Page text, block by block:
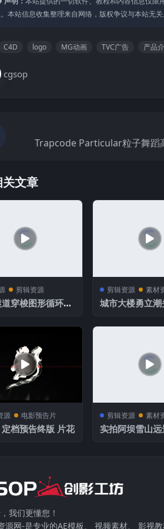
本站信息收集整理来⾃⽹络，版权争议与本站⽆
C4D logo MG动画 TVC广告 产品
cgsop
Trapcode Particular粒子舞蹈
关文章
剪辑资源
穿梭图形循环动
剪辑资源 素材
城市大楼勇立
源 电影预告片
定档预告终版 片花
剪辑资源 素材
实拍阿坝雪山
我们更懂您！
源网-是专业的AE模板、 视频素材、 影视